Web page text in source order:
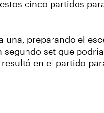
cinco partidos
preparando el
set que
en el partido